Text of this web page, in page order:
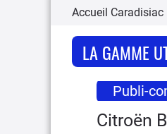
Accueil Caradisiac
LA GAMME
Publi-
Citroën